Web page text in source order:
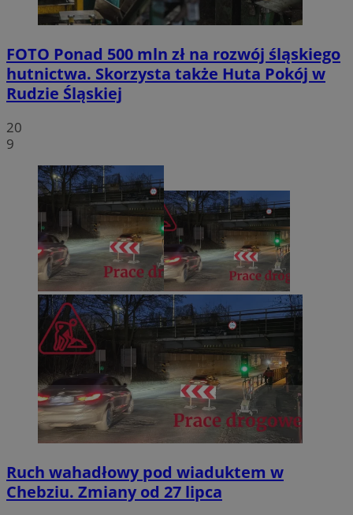
FOTO Ponad 500 mln zł na rozwój śląskiego
hutnictwa. Skorzysta także Huta Pokój w
Rudzie Śląskiej
20
9
Ruch wahadłowy pod wiaduktem w
Chebziu. Zmiany od 27 lipca